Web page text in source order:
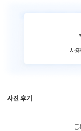
사용
사진 후기
등